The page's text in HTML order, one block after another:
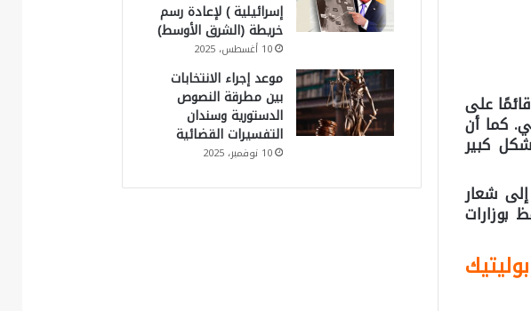
على
كما أن
كبير
شعار
بوزارات
إسرائيلية ) لإعادة رسم
خريطة (الشرق الأوسط)
10 أغسطس، 2025
موعد إجراء الانتخابات
بين مطرقة النصوص
الدستورية وسندان
التفسيرات القضائية
10 نوفمبر، 2025